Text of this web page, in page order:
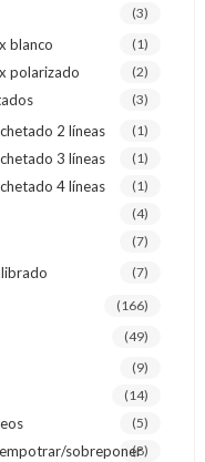
(3)
blanco (1)
polarizado (2)
(3)
2 líneas (1)
3 líneas (1)
4 líneas (1)
(4)
(7)
(7)
(166)
(49)
(9)
(14)
(5)
sobreponer
(8)